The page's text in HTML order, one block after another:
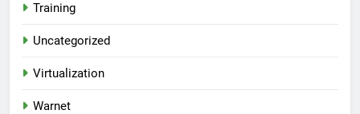
Training
Uncategorized
Virtualization
Warnet